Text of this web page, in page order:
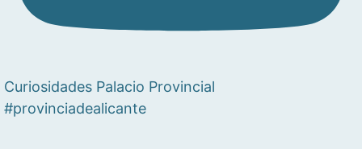
Curiosidades Palacio Provincial
#provinciadealicante